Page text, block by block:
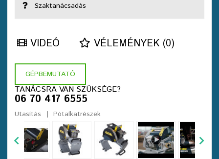
Szaktanácsadás
VIDEÓ VÉLEMÉNYEK (0)
GÉPBEMUTATÓ
TANÁCSRA VAN SZÜKSÉGE?
06 70 417 6555
Utasítás Pótalkatrészek